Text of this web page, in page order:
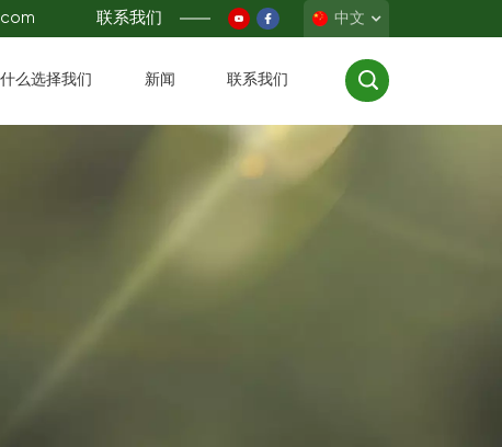
联系我们 中文
Français
么选择我们 新闻 联系我们